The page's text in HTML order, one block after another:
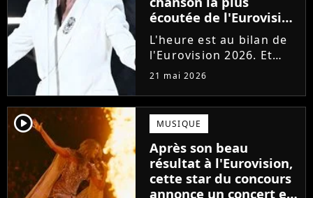
écoutée de l'Eurovision
2026, et c'est une
véritable surprise !
L'heure est au bilan de
l'Eurovision 2026. Et
c'est une véritable
plus écoutée de la
compétition en
streaming n'est pas une
des favorites !
21 mai 2026
player2 MUSIQUE
Après son beau
résultat à l'Eurovision,
cette star du concours
annonce un concert en